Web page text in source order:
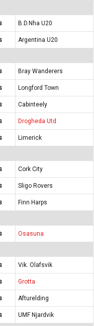
B.D.Nha U20
Argentina U20
Bray Wanderers
Longford Town
Cabinteely
Drogheda Utd
Limerick
Cork City
Sligo Rovers
Finn Harps
Osasuna
Vik. Olafsvik
Grotta
Afturelding
UMF Njardvik